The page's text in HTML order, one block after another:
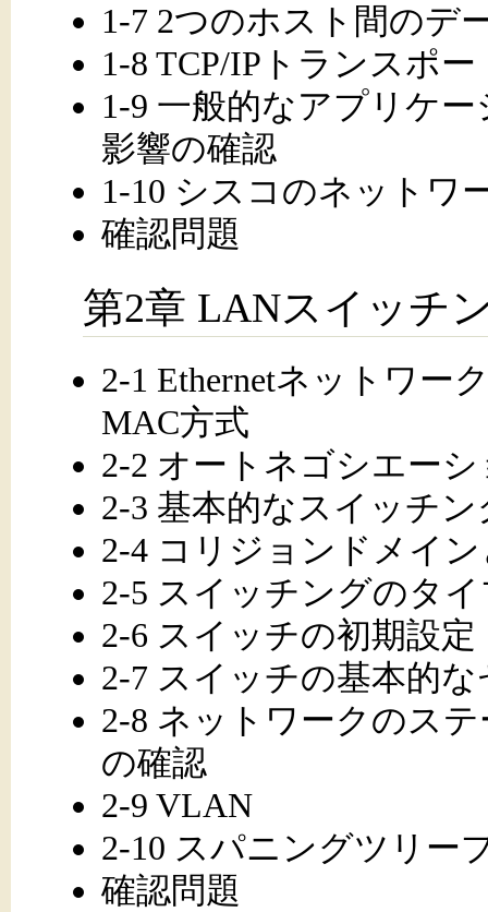
1-7 2つのホスト間のデ
1-8 TCP/IPトランスポー
1-9 一般的なアプリケ
影響の確認
1-10 シスコのネットワ
確認問題
第2章 LANスイッチ
2-1 Ethernetネットワー
MAC方式
2-2 オートネゴシエー
2-3 基本的なスイッチ
2-4 コリジョンドメイ
2-5 スイッチングのタ
2-6 スイッチの初期設定
2-7 スイッチの基本的
2-8 ネットワークのス
の確認
2-9 VLAN
2-10 スパニングツリー
確認問題